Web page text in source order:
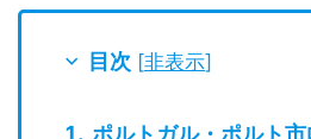
目次 [非表示]
ポルトガル・ポルト